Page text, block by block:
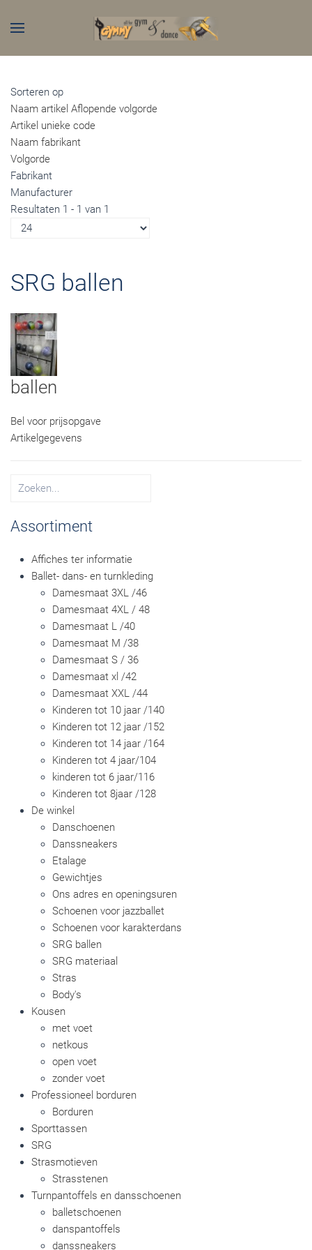
Skip to main content
Sorteren op
Naam artikel Aflopende volgorde
Artikel unieke code
Naam fabrikant
Volgorde
Fabrikant
Manufacturer
Resultaten 1 - 1 van 1
SRG ballen
ballen
Bel voor prijsopgave
Artikelgegevens
Assortiment
Affiches ter informatie
Ballet- dans- en turnkleding
Damesmaat 3XL /46
Damesmaat 4XL / 48
Damesmaat L /40
Damesmaat M /38
Damesmaat S / 36
Damesmaat xl /42
Damesmaat XXL /44
Kinderen tot 10 jaar /140
Kinderen tot 12 jaar /152
Kinderen tot 14 jaar /164
Kinderen tot 4 jaar/104
kinderen tot 6 jaar/116
Kinderen tot 8jaar /128
De winkel
Danschoenen
Danssneakers
Etalage
Gewichtjes
Ons adres en openingsuren
Schoenen voor jazzballet
Schoenen voor karakterdans
SRG ballen
SRG materiaal
Stras
Body's
Kousen
met voet
netkous
open voet
zonder voet
Professioneel borduren
Borduren
Sporttassen
SRG
Strasmotieven
Strasstenen
Turnpantoffels en dansschoenen
balletschoenen
danspantoffels
danssneakers